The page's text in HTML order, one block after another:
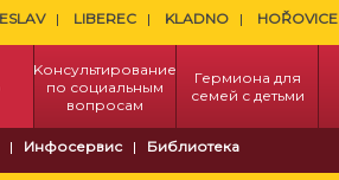
LIBEREC KLADNO HOŘOVICE
Kонсультирование
по социальным
вопросам
Гермиона для
семей с детьми
Инфосервис Библиотека